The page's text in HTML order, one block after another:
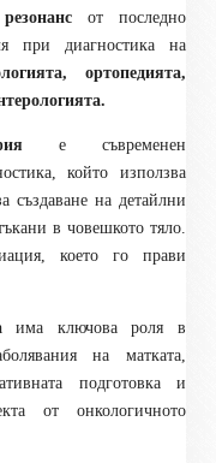
от последно
при диагностика на
ортопедията,
е съвременен
който използва
създаване на детайлни
в човешкото тяло.
което го прави
има ключова роля в
на матката,
подготовка и
от онкологичното